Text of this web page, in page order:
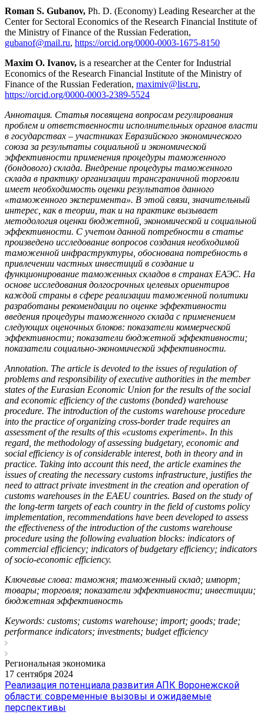
Roman S. Gubanov, Ph. D. (Economy) Leading Researcher at the
Center for Sectoral Economics of the Research Financial Institute of
the Ministry of Finance of the Russian Federation,
gubanof@mail.ru, https://orcid.org/0000-0003-1675-8150
Maxim O. Ivanov, is a researcher at the Center for Industrial
Economics of the Research Financial Institute of the Ministry of
Finance of the Russian Federation, maximiv@list.ru,
https://orcid.org/0000-0003-2389-5524
Аннотация. Статья посвящена вопросам регулирования
проблем и ответственности исполнительных органов власти
в государствах – участниках Евразийского экономического
союза за результаты социальной и экономической
эффективности применения процедуры таможенного
(бондового) склада. Внедрение процедуры таможенного
склада в практику организации трансграничной торговли
имеет необходимость оценки результатов данного
«таможенного эксперимента». В этой связи, значительный
интерес, как в теории, так и на практике вызывает
методология оценки бюджетной, экономической и социальной
эффективности. С учетом данной потребности в статье
произведено исследование вопросов создания необходимой
таможенной инфраструктуры, обоснована потребность в
привлечении частных инвестиций в создание и
функционирование таможенных складов в странах ЕАЭС. На
основе исследования долгосрочных целевых ориентиров
каждой страны в сфере реализации таможенной политики
разработаны рекомендации по оценке эффективности
введения процедуры таможенного склада с применением
следующих оценочных блоков: показатели коммерческой
эффективности; показатели бюджетной эффективности;
показатели социально-экономической эффективности.
Annotation. The article is devoted to the issues of regulation of
problems and responsibility of executive authorities in the member
states of the Eurasian Economic Union for the results of the social
and economic efficiency of the customs (bonded) warehouse
procedure. The introduction of the customs warehouse procedure
into the practice of organizing cross-border trade requires an
assessment of the results of this «customs experiment». In this
regard, the methodology of assessing budgetary, economic and
social efficiency is of considerable interest, both in theory and in
practice. Taking into account this need, the article examines the
issues of creating the necessary customs infrastructure, justifies the
need to attract private investment in the creation and operation of
customs warehouses in the EAEU countries. Based on the study of
the long-term targets of each country in the field of customs policy
implementation, recommendations have been developed to assess
the effectiveness of the introduction of the customs warehouse
procedure using the following evaluation blocks: indicators of
commercial efficiency; indicators of budgetary efficiency; indicators
of socio-economic efficiency.
Ключевые слова: таможня; таможенный склад; импорт;
товары; торговля; показатели эффективности; инвестиции;
бюджетная эффективность
Keywords: customs; customs warehouse; import; goods; trade;
performance indicators; investments; budget efficiency
Региональная экономика
17 сентября 2024
Реализация потенциала развития АПК Воронежской
области: современные вызовы и ожидаемые
перспективы